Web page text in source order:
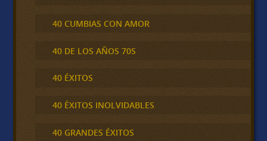
40 CUMBIAS CON AMOR
40 DE LOS AÑOS 70S
40 ÉXITOS
40 ÉXITOS INOLVIDABLES
40 GRANDES ÉXITOS